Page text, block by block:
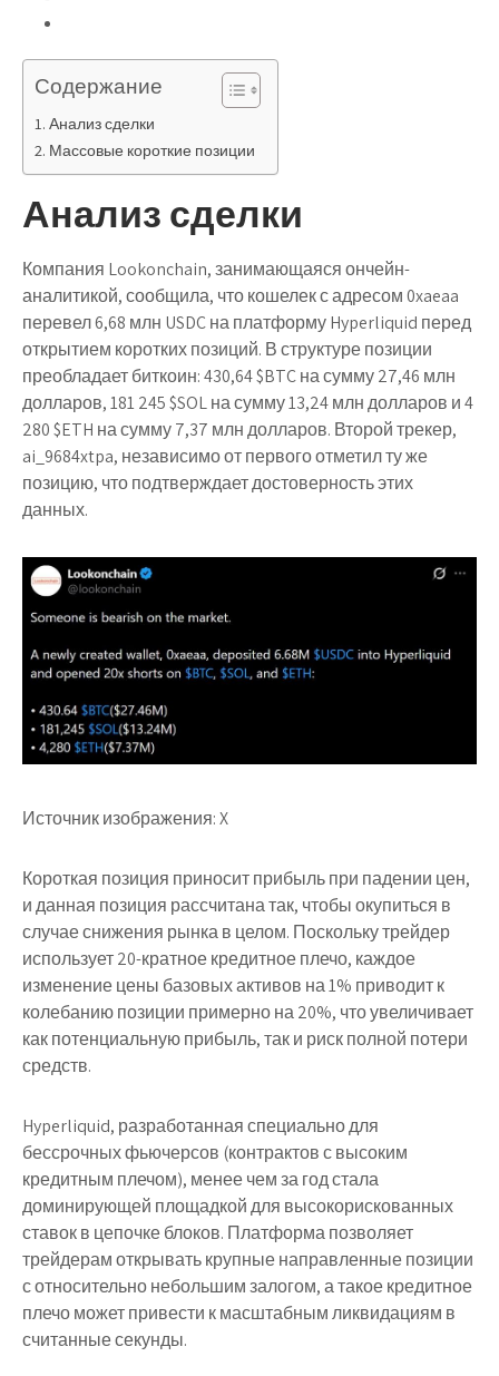
Содержание
Анализ сделки
Массовые короткие позиции
Анализ сделки
Компания Lookonchain, занимающаяся ончейн-
аналитикой, сообщила, что кошелек с адресом 0xaeaa
перевел 6,68 млн USDC на платформу Hyperliquid перед
открытием коротких позиций. В структуре позиции
преобладает биткоин: 430,64 $BTC на сумму 27,46 млн
долларов, 181 245 $SOL на сумму 13,24 млн долларов и 4
280 $ETH на сумму 7,37 млн долларов. Второй трекер,
ai_9684xtpa, независимо от первого отметил ту же
позицию, что подтверждает достоверность этих
данных.
Источник изображения: X
Короткая позиция приносит прибыль при падении цен,
и данная позиция рассчитана так, чтобы окупиться в
случае снижения рынка в целом. Поскольку трейдер
использует 20-кратное кредитное плечо, каждое
изменение цены базовых активов на 1% приводит к
колебанию позиции примерно на 20%, что увеличивает
как потенциальную прибыль, так и риск полной потери
средств.
Hyperliquid, разработанная специально для
бессрочных фьючерсов (контрактов с высоким
кредитным плечом), менее чем за год стала
доминирующей площадкой для высокорискованных
ставок в цепочке блоков. Платформа позволяет
трейдерам открывать крупные направленные позиции
с относительно небольшим залогом, а такое кредитное
плечо может привести к масштабным ликвидациям в
считанные секунды.